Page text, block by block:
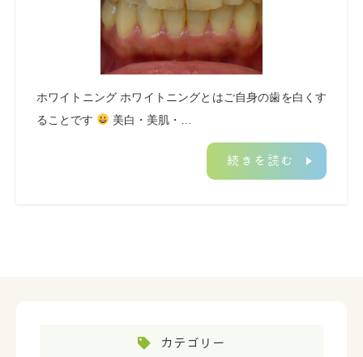
ホワイトニング ホワイトニングとはご自身の歯を白くす
ることです
美白・美肌・…
続きを読む
カテゴリー